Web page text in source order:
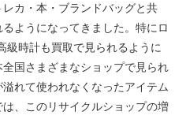
カ・本・ブランドバッグと共
ようになってきました。特にロ
級時計も買取で見られるように
国さまざまなショップで見られ
れて使われなくなったアイテム
、このリサイクルショップの増